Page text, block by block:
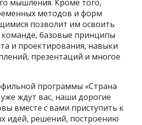
мышления. Кроме того,
методов и форм
позволит им освоить
базовые принципы
и проектирования, навыки
презентаций и многое
программы «Страна
ждут вас, наши дорогие
вместе с вами приступить к
идей, решений, построению